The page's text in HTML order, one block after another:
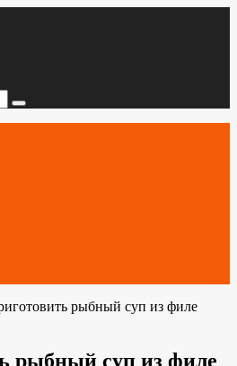
рыбный суп из филе
рыбный суп из филе